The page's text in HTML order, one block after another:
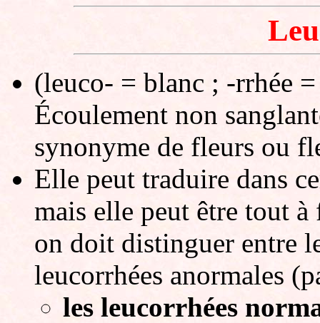
(leuco- = blanc ; -rrhée
Écoulement non
synonyme de fleurs ou
Elle peut traduire dans
mais elle peut être tout
on doit distinguer entre
leucorrhées anormales
les leucorrhées